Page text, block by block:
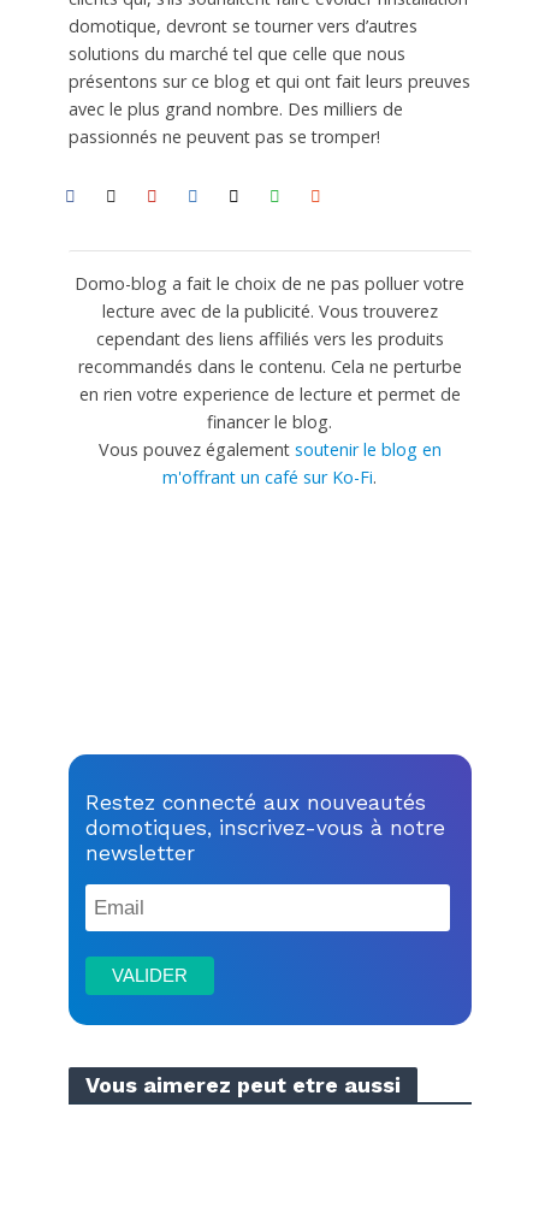
domotique, devront se tourner vers d’autres
solutions du marché tel que celle que nous
présentons sur ce blog et qui ont fait leurs preuves
avec le plus grand nombre. Des milliers de
passionnés ne peuvent pas se tromper!
Domo-blog a fait le choix de ne pas polluer votre
lecture avec de la publicité. Vous trouverez
cependant des liens affiliés vers les produits
recommandés dans le contenu. Cela ne perturbe
en rien votre experience de lecture et permet de
financer le blog.
Vous pouvez également soutenir le blog en
m'offrant un café sur Ko-Fi.
Restez connecté aux nouveautés
domotiques, inscrivez-vous à notre
newsletter
Vous aimerez peut etre aussi